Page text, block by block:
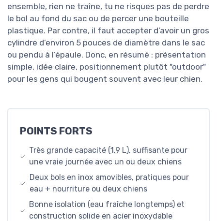
ensemble, rien ne traîne, tu ne risques pas de perdre
le bol au fond du sac ou de percer une bouteille
plastique. Par contre, il faut accepter d’avoir un gros
cylindre d’environ 5 pouces de diamètre dans le sac
ou pendu à l’épaule. Donc, en résumé : présentation
simple, idée claire, positionnement plutôt "outdoor"
pour les gens qui bougent souvent avec leur chien.
POINTS FORTS
Très grande capacité (1,9 L), suffisante pour
une vraie journée avec un ou deux chiens
Deux bols en inox amovibles, pratiques pour
eau + nourriture ou deux chiens
Bonne isolation (eau fraîche longtemps) et
construction solide en acier inoxydable